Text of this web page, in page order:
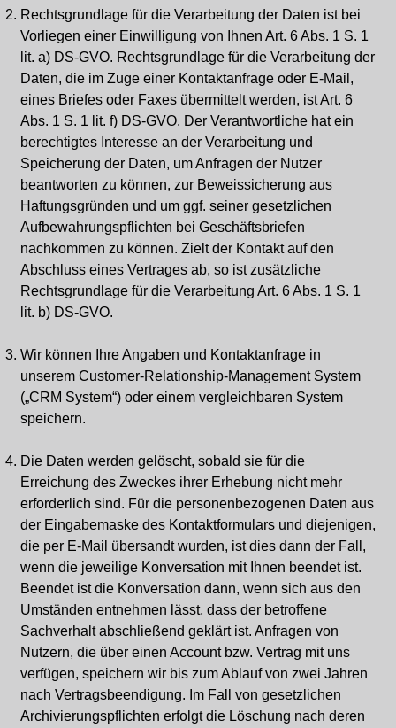
Rechtsgrundlage für die Verarbeitung der Daten ist bei
Vorliegen einer Einwilligung von Ihnen Art. 6 Abs. 1 S. 1
lit. a) DS-GVO. Rechtsgrundlage für die Verarbeitung der
Daten, die im Zuge einer Kontaktanfrage oder E-Mail,
eines Briefes oder Faxes übermittelt werden, ist Art. 6
Abs. 1 S. 1 lit. f) DS-GVO. Der Verantwortliche hat ein
berechtigtes Interesse an der Verarbeitung und
Speicherung der Daten, um Anfragen der Nutzer
beantworten zu können, zur Beweissicherung aus
Haftungsgründen und um ggf. seiner gesetzlichen
Aufbewahrungspflichten bei Geschäftsbriefen
nachkommen zu können. Zielt der Kontakt auf den
Abschluss eines Vertrages ab, so ist zusätzliche
Rechtsgrundlage für die Verarbeitung Art. 6 Abs. 1 S. 1
lit. b) DS-GVO.
Wir können Ihre Angaben und Kontaktanfrage in
unserem Customer-Relationship-Management System
(„CRM System“) oder einem vergleichbaren System
speichern.
Die Daten werden gelöscht, sobald sie für die
Erreichung des Zweckes ihrer Erhebung nicht mehr
erforderlich sind. Für die personenbezogenen Daten aus
der Eingabemaske des Kontaktformulars und diejenigen,
die per E-Mail übersandt wurden, ist dies dann der Fall,
wenn die jeweilige Konversation mit Ihnen beendet ist.
Beendet ist die Konversation dann, wenn sich aus den
Umständen entnehmen lässt, dass der betroffene
Sachverhalt abschließend geklärt ist. Anfragen von
Nutzern, die über einen Account bzw. Vertrag mit uns
verfügen, speichern wir bis zum Ablauf von zwei Jahren
nach Vertragsbeendigung. Im Fall von gesetzlichen
Archivierungspflichten erfolgt die Löschung nach deren